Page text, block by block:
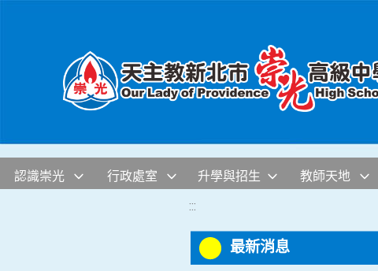
認識崇光 行政處室 升學與招生 教師天地
:::
最新消息